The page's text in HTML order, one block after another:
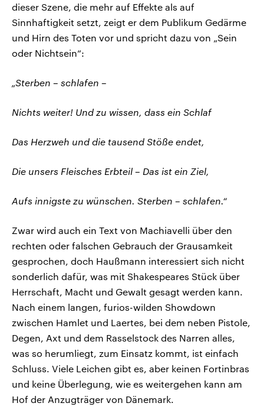
dieser Szene, die mehr auf Effekte als auf
Sinnhaftigkeit setzt, zeigt er dem Publikum Gedärme
und Hirn des Toten vor und spricht dazu von „Sein
oder Nichtsein“:
„Sterben – schlafen –
Nichts weiter! Und zu wissen, dass ein Schlaf
Das Herzweh und die tausend Stöße endet,
Die unsers Fleisches Erbteil – Das ist ein Ziel,
Aufs innigste zu wünschen. Sterben – schlafen.“
Zwar wird auch ein Text von Machiavelli über den
rechten oder falschen Gebrauch der Grausamkeit
gesprochen, doch Haußmann interessiert sich nicht
sonderlich dafür, was mit Shakespeares Stück über
Herrschaft, Macht und Gewalt gesagt werden kann.
Nach einem langen, furios-wilden Showdown
zwischen Hamlet und Laertes, bei dem neben Pistole,
Degen, Axt und dem Rasselstock des Narren alles,
was so herumliegt, zum Einsatz kommt, ist einfach
Schluss. Viele Leichen gibt es, aber keinen Fortinbras
und keine Überlegung, wie es weitergehen kann am
Hof der Anzugträger von Dänemark.